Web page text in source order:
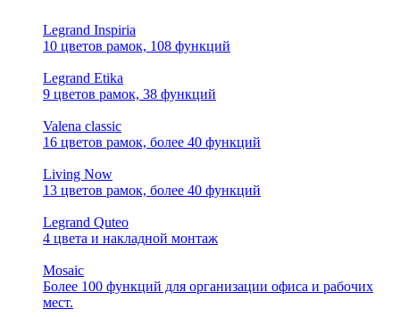
Legrand Inspiria
10 цветов рамок, 108 функций
Legrand Etika
9 цветов рамок, 38 функций
Valena classic
16 цветов рамок, более 40 функций
Living Now
13 цветов рамок, более 40 функций
Legrand Quteo
4 цвета и накладной монтаж
Mosaic
Более 100 функций для организации офиса и рабочих
мест.